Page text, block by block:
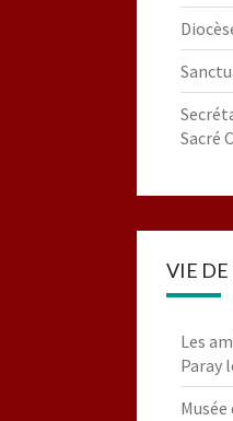
Sacré
VIE DE
Les
Paray